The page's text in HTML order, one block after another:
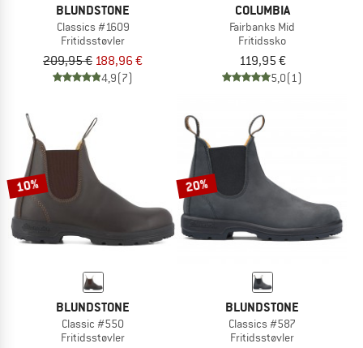
BLUNDSTONE
Classics #1609
Fritidsstøvler
209,95 € 188,96 €
4,9(7)
COLUMBIA
Fairbanks Mid
Fritidssko
119,95 €
5,0(1)
10%
BLUNDSTONE
Classic #550
Fritidsstøvler
20%
BLUNDSTONE
Classics #587
Fritidsstøvler